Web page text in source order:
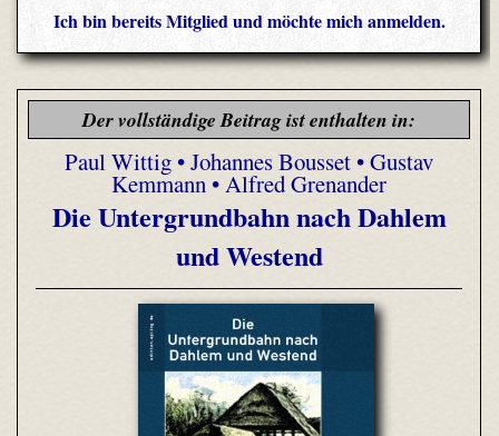
Ich bin bereits Mitglied und möchte mich anmelden.
Der vollständige Beitrag ist enthalten in:
Paul Wittig • Johannes Bousset • Gustav
Kemmann • Alfred Grenander
Die Untergrundbahn nach Dahlem
und Westend